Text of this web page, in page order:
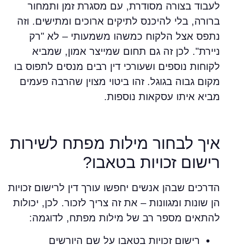
לעבוד בצורה מסודרת, עם מסגרת זמן ותמחור
ברורה, בלי להיכנס לתיקים ארוכים ומתישים. וזה
נתפס אצל הלקוח כמשהו משמעותי – לא "רק
ניירת". לכן זה גם תחום שמייצר אמון, שמביא
לקוחות נוספים ושעורכי דין רבים מנסים לתפוס בו
מקום גבוה בגוגל.זהו ביטוי מצוין שהרבה פעמים
מביא איתו עסקאות נוספות.
איך לבחור מילות מפתח לשירות
רישום זכויות בטאבו?
הדרכים שבהן אנשים יחפשו עורך דין לרישום זכויות
הן שונות ומגוונות – את זה צריך לזכור. לכן, יכולות
להתאים מספר רב של מילות מפתח, לדוגמה:
רישום זכויות בטאבו על שם היורשים